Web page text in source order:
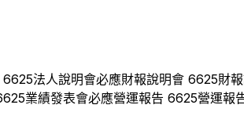
6625法人說明會必應財報說明會 6625財
業績發表會必應營運報告 6625營運報